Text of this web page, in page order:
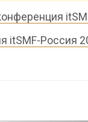
itSMF-Россия